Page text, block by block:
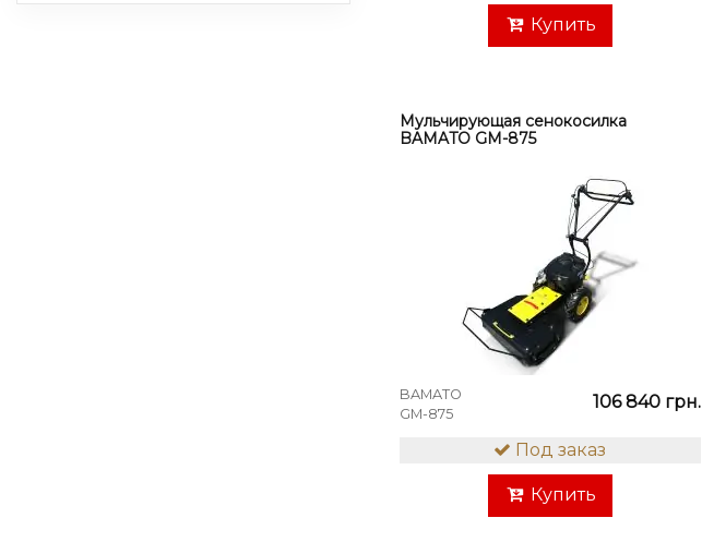
Купить
Мульчирующая сенокосилка
BAMATO GM-875
BAMATO
GM-875
106 840 грн.
Под заказ
Купить